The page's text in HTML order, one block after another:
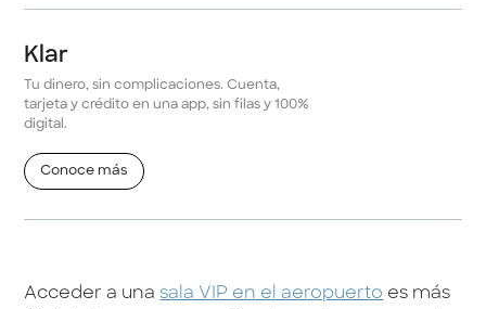
Klar
Tu dinero, sin complicaciones. Cuenta,
tarjeta y crédito en una app, sin filas y 100%
digital.
Conoce más
Acceder a unasala VIP en el aeropuerto es más